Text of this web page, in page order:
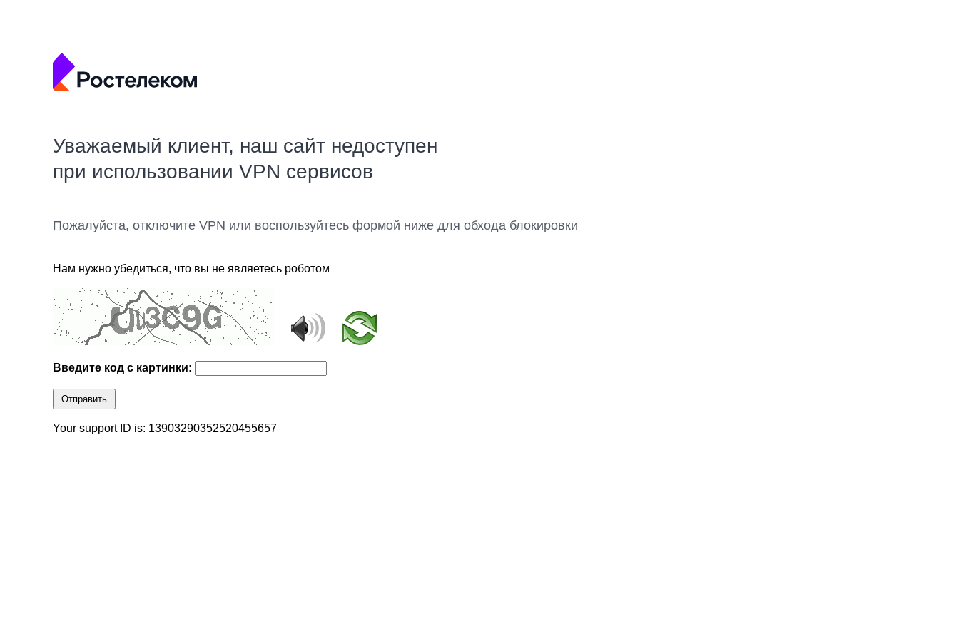
Уважаемый клиент, наш сайт недоступен
при использовании VPN сервисов
Пожалуйста, отключите VPN или воспользуйтесь формой ниже для обхода блокировки
Нам нужно убедиться, что вы не являетесь роботом
Введите код с картинки:
Отправить
Your support ID is: 13903290352520455657